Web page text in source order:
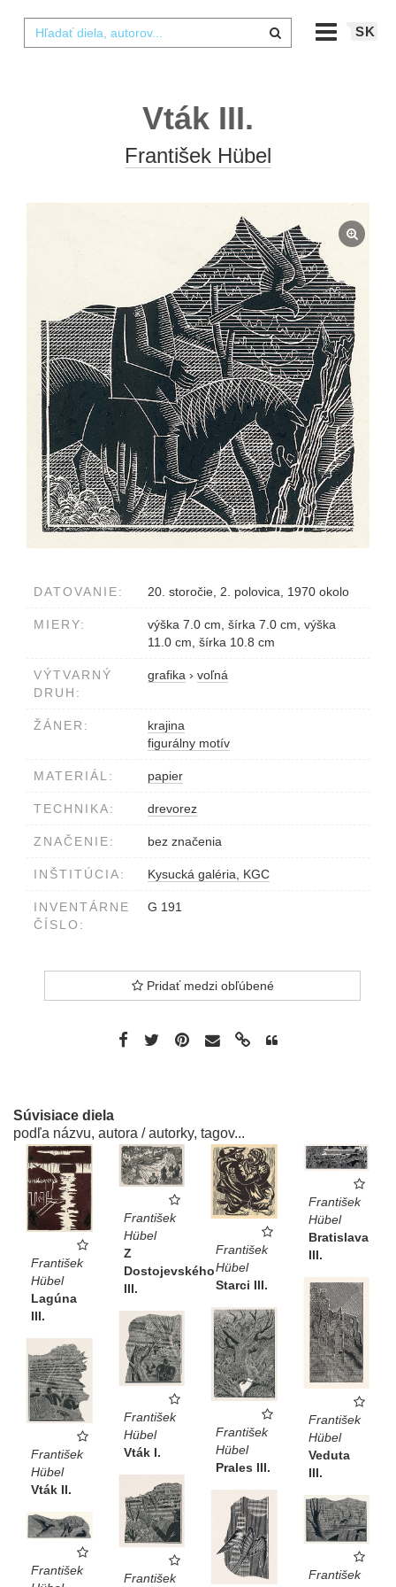
SK
Vták III.
František Hübel
DATOVANIE: 20. storočie, 2. polovica, 1970 okolo
MIERY:
výška 7.0 cm, šírka 7.0 cm, výška
11.0 cm, šírka 10.8 cm
VÝTVARNÝ
DRUH:
grafika › voľná
ŽÁNER:
krajina
figurálny motív
MATERIÁL: papier
TECHNIKA: drevorez
ZNAČENIE: bez značenia
INŠTITÚCIA: Kysucká galéria, KGC
INVENTÁRNE
ČÍSLO:
G 191
Pridať medzi obľúbené
Súvisiace diela
podľa názvu, autora / autorky, tagov...
František
Hübel
Lagúna
III.
František
Hübel
Z
Dostojevského
III.
František
Hübel
Starci III.
František
Hübel
Bratislava
III.
František
Hübel
Veduta
III.
František
Hübel
Prales III.
František
Hübel
Vták I.
František
Hübel
Vták II.
František
František
František